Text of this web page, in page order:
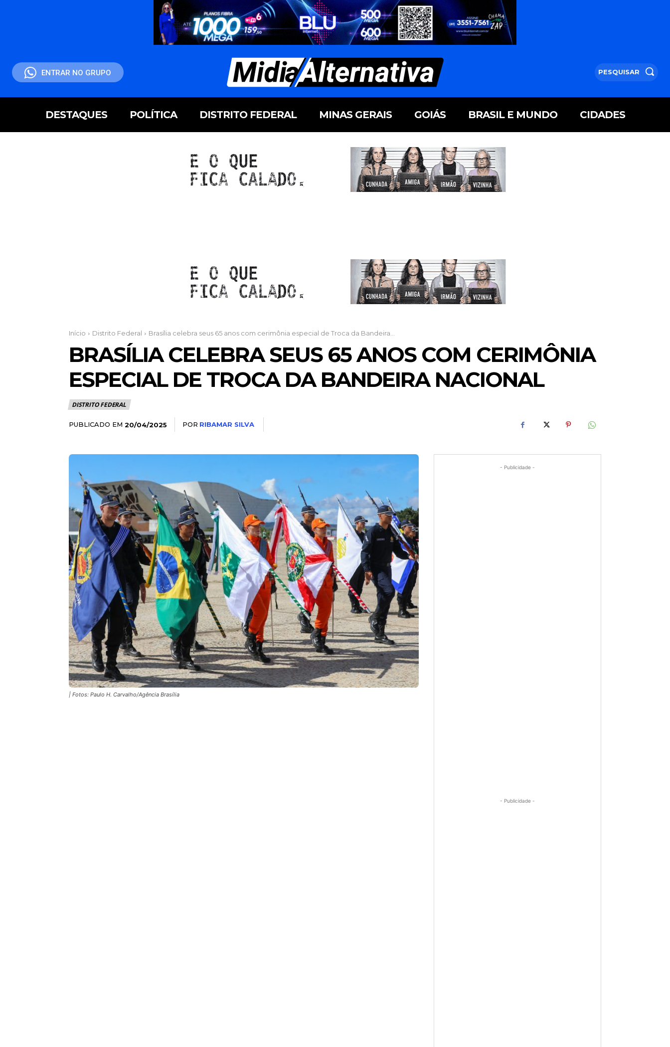
ENTRAR NO GRUPO PESQUISAR
DESTAQUES POLÍTICA DISTRITO FEDERAL MINAS GERAIS GOIÁS BRASIL E MUNDO CIDADES
Início Distrito Federal Brasília celebra seus 65 anos com cerimônia especial de Troca da Bandeira...
BRASÍLIA CELEBRA SEUS 65 ANOS COM CERIMÔNIA
ESPECIAL DE TROCA DA BANDEIRA NACIONAL
DISTRITO FEDERAL
PUBLICADO EM 20/04/2025 POR RIBAMAR SILVA
| Fotos: Paulo H. Carvalho/Agência Brasília
- Publicidade -
- Publicidade -